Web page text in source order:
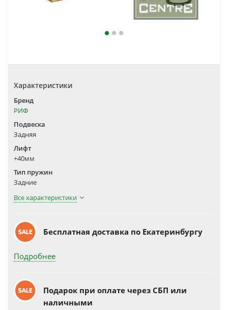
Характеристики
Бренд
РИФ
Подвеска
Задняя
Лифт
+40мм
Тип пружин
Задние
Все характеристики
Бесплатная доставка по Екатеринбургу
Подробнее
Подарок при оплате через СБП или
наличными